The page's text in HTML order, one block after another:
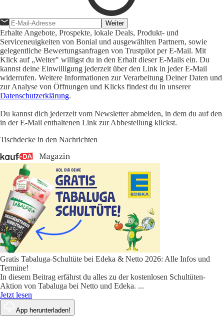
Weiter
Erhalte Angebote, Prospekte, lokale Deals, Produkt- und
Serviceneuigkeiten von Bonial und ausgewählten Partnern, sowie
gelegentliche Bewertungsanfragen von Trustpilot per E-Mail. Mit
Klick auf „Weiter" willigst du in den Erhalt dieser E-Mails ein. Du
kannst deine Einwilligung jederzeit über den Link in jeder E-Mail
widerrufen. Weitere Informationen zur Verarbeitung Deiner Daten und
zur Analyse von Öffnungen und Klicks findest du in unserer
Datenschutzerklärung.
Du kannst dich jederzeit vom Newsletter abmelden, in dem du auf den
in der E-Mail enthaltenen Link zur Abbestellung klickst.
Tischdecke in den Nachrichten
Gratis Tabaluga-Schultüte bei Edeka & Netto 2026: Alle Infos und
Termine!
In diesem Beitrag erfährst du alles zu der kostenlosen Schultüten-
Aktion von Tabaluga bei Netto und Edeka. ...
Jetzt lesen
App herunterladen!